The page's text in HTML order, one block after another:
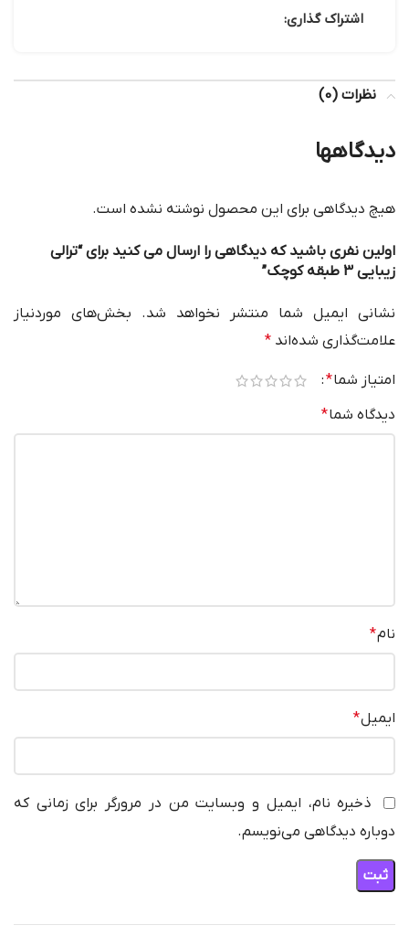
اشتراک گذاری:
نظرات (0)
دیدگاهها
هیچ دیدگاهی برای این محصول نوشته نشده است.
اولین نفری باشید که دیدگاهی را ارسال می کنید برای “ترالی
زیبایی 3 طبقه کوچک”
نشانی ایمیل شما منتشر نخواهد شد.
بخش‌های موردنیاز
علامت‌گذاری شده‌اند *
امتیاز شما*
دیدگاه شما*
نام*
ایمیل*
ذخیره نام، ایمیل و وبسایت من در مرورگر برای زمانی که
دوباره دیدگاهی می‌نویسم.